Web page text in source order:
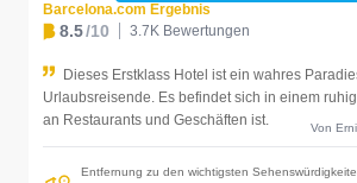
Barcelona.com Ergebnis
8.5/10 3.7K Bewertungen
Dieses Erstklass Hotel ist ein wahres
Urlaubsreisende. Es befindet sich in einem
an Restaurants und Geschäften ist.
Von
Entfernung zu den wichtigsten